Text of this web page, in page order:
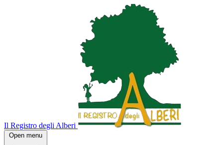
Il Registro degli Alberi
Open menu